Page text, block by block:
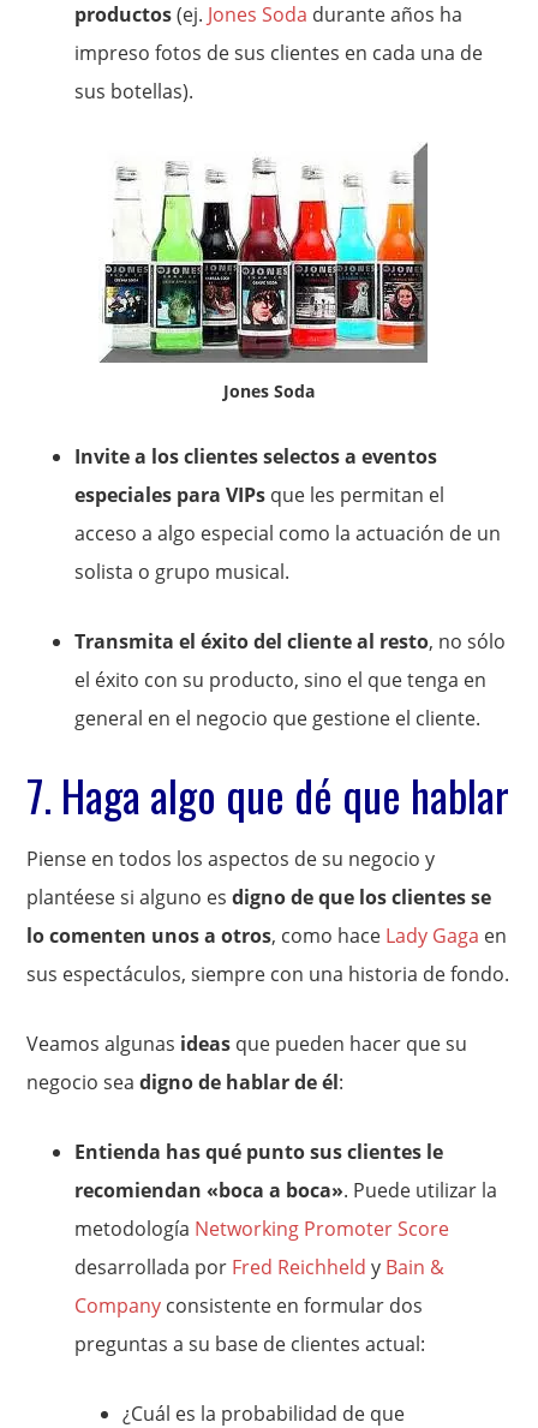
productos(ej. Jones Soda durante años ha
impreso fotos de sus clientes en cada una de
sus botellas).
Jones Soda
Invite a los clientes selectos a eventos
especiales para VIPs que les permitan el
acceso a algo especial como la actuación de un
solista o grupo musical.
Transmita el éxito del cliente al resto, no sólo
el éxito con su producto, sino el que tenga en
general en el negocio que gestione el cliente.
7. Haga algo que dé que hablar
Piense en todos los aspectos de su negocio y
plantéese si alguno esdigno de que los clientes se
lo comenten unos a otros, como hace Lady Gaga en
sus espectáculos, siempre con una historia de fondo.
Veamos algunas ideas que pueden hacer que su
negocio seadigno de hablar de él:
Entienda has qué punto sus clientes le
recomiendan «boca a boca». Puede utilizar la
metodología Networking Promoter Score
desarrollada por Fred Reichheld y Bain &
Company consistente en formular dos
preguntas a su base de clientes actual:
¿Cuál es la probabilidad de que